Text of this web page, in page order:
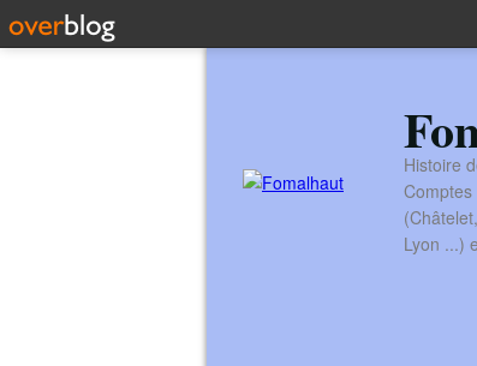
Histoire
Lyon ...)